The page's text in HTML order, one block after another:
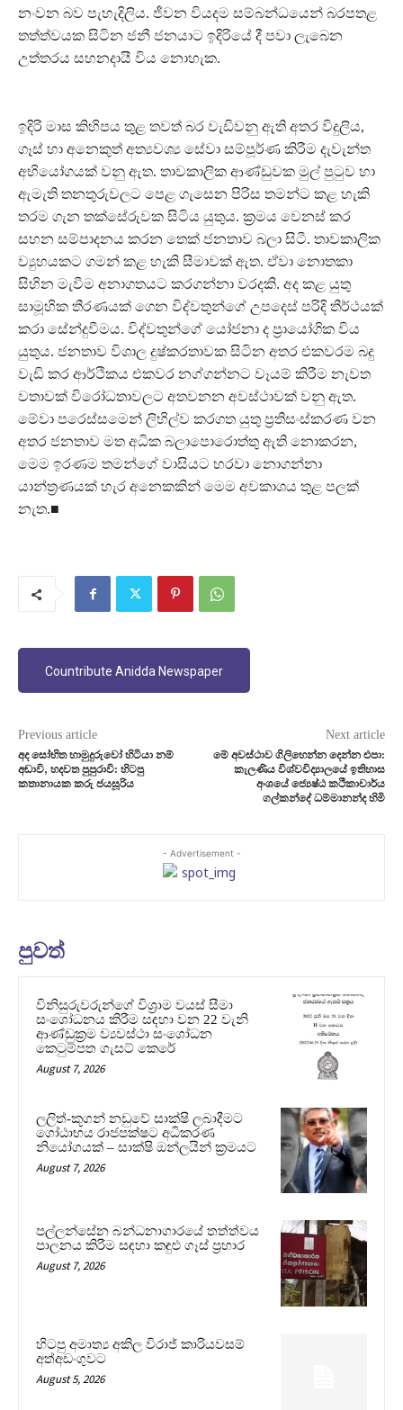
නංවන බව පැහැදිලිය. ජීවන වියදම සම්බන්ධයෙන් බරපතළ
තත්ත්වයක සිටින ජනී ජනයාට ඉදිරියේ දී පවා ලැබෙන
උත්තරය සහනදායී විය නොහැක.
ඉදිරි මාස කිහිපය තුළ තවත් බර වැඩිවනු ඇති අතර විදුලිය,
ගෑස් හා අනෙකුත් අත්‍යවශ්‍ය සේවා සම්පූර්ණ කිරීම දැවැන්ත
අභියෝගයක් වනු ඇත. තාවකාලික ආණ්ඩුවක මුල් පුටුව හා
ඇමැති තනතුරුවලට පෙළ ගැසෙන පිරිස තමන්ට කළ හැකි
තරම ගැන තක්සේරුවක සිටිය යුතුය. ක්‍රමය වෙනස් කර
සහන සම්පාදනය කරන තෙක් ජනතාව බලා සිටී. තාවකාලික
ව්‍යුහයකට ගමන් කළ හැකි සීමාවක් ඇත. ඒවා නොතකා
සිහින මැවීම අනාගතයට කරගන්නා වරදකි. අද කළ යුතු
සාමූහික තීරණයක් ගෙන විද්වතුන්ගේ උපදෙස් පරිදි තීර්ථයක්
කරා සේන්දුවීමය. විද්වතුන්ගේ යෝජනා ද ප්‍රායෝගික විය
යුතුය. ජනතාව විශාල දුෂ්කරතාවක සිටින අතර එකවරම බදු
වැඩි කර ආර්ථිකය එකවර නග්ගන්නට වෑයම් කිරීම නැවත
වතාවක් විරෝධතාවලට අතවනන අවස්ථාවක් වනු ඇත.
මේවා පරෙස්සමෙන් ලිහිල්ව කරගත යුතු ප්‍රතිසංස්කරණ වන
අතර ජනතාව මත අධික බලාපොරොත්තු ඇති නොකරන,
මෙම ඉරණම තමන්ගේ වාසියට හරවා නොගන්නා
යාන්ත්‍රණයක් හැර අනෙකකින් මෙම අවකාශය තුළ පලක්
නැත.■
Countribute Anidda Newspaper
Previous article
අද සෝභිත හාමුදුරුවෝ හිටියා නම්
අඬාවි, හදවත පුපුරාවි: හිටපු
කතානායක කරු ජයසූරිය
Next article
මේ අවස්ථාව ගිලිහෙන්න දෙන්න එපා:
කැලණිය විශ්වවිද්‍යාලයේ ඉතිහාස
අංශයේ ජ්‍යෙෂ්ඨ කථිකාචාර්ය
ගල්කන්දේ ධම්මානන්ද හිමි
- Advertisement -
පුවත්
විනිසුරුවරුන්ගේ විශ්‍රාම වයස් සීමා
සංශෝධනය කිරීම සඳහා වන 22 වැනි
ආණ්ඩුක්‍රම ව්‍යවස්ථා සංශෝධන
කෙටුම්පත ගැසට් කෙරේ
August 7, 2026
ලලිත්-කූගන් නඩුවේ සාක්ෂි ලබාදීමට
ගෝඨාභය රාජපක්ෂට අධිකරණ
නියෝගයක් – සාක්ෂි ඔන්ලයින් ක්‍රමයට
August 7, 2026
පල්ලන්සේන බන්ධනාගාරයේ තත්ත්වය
පාලනය කිරීම සඳහා කඳුළු ගෑස් ප්‍රහාර
August 7, 2026
හිටපු අමාත්‍ය අකිල විරාජ් කාරියවසම්
අත්අඩංගුවට
August 5, 2026